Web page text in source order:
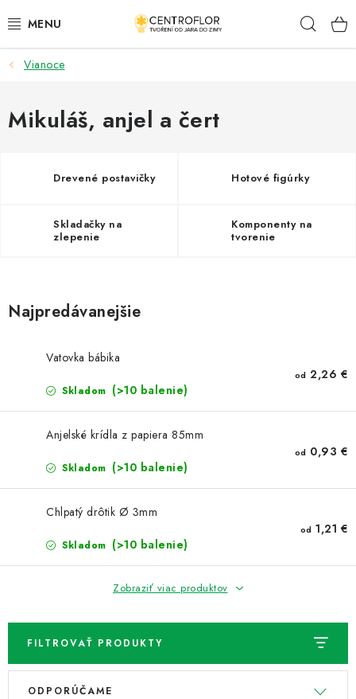
na
SEZÓNNÁ TVORBA
DŘEVENÉ VÝROBKY
VŠETKO PRE TVORENIE
SVADBA
NOVINKY
TIPY NA TVORENIE
Dopravné Kontaktujte nás
Hodnotenie obchodu
Obchodné podmienky
Podmienky ochrany osobných údajov
Ako získať lepšie ceny?
Moja objednávka
Vianoce
Mikuláš, anjel a čert
Drevené postavičky Hotové figúrky
Skladačky na
zlepenie
Komponenty na
tvorenie
Najpredávanejšie
Vatovka bábika
Skladom (>10 balenie)
od 2,26 €
Anjelské krídla z papiera 85mm
Skladom (>10 balenie)
od 0,93 €
Chlpatý drôtik Ø 3mm
Skladom (>10 balenie)
od 1,21 €
Zobraziť viac produktov
FILTROVAŤ PRODUKTY
V
R
ODPORÚČAME